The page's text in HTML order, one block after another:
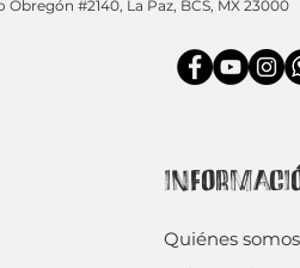
Obregón #2140, La Paz, BCS, MX
Quiénes somos